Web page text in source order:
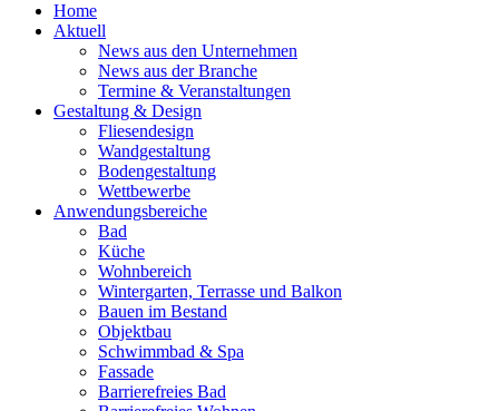
Home
Aktuell
News aus den Unternehmen
News aus der Branche
Termine & Veranstaltungen
Gestaltung & Design
Fliesendesign
Wandgestaltung
Bodengestaltung
Wettbewerbe
Anwendungsbereiche
Bad
Küche
Wohnbereich
Wintergarten, Terrasse und Balkon
Bauen im Bestand
Objektbau
Schwimmbad & Spa
Fassade
Barrierefreies Bad